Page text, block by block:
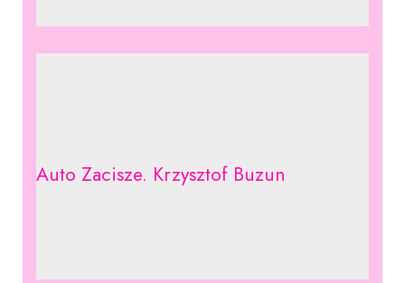
Auto Zacisze. Krzysztof Buzun